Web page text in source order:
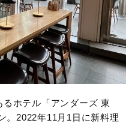
るホテル「アンダーズ 東
。2022年11月1日に新料理